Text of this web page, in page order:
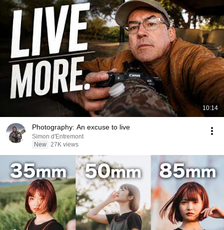
10:14
Photography: An excuse to live
Simon d'Entremont
New 27K views